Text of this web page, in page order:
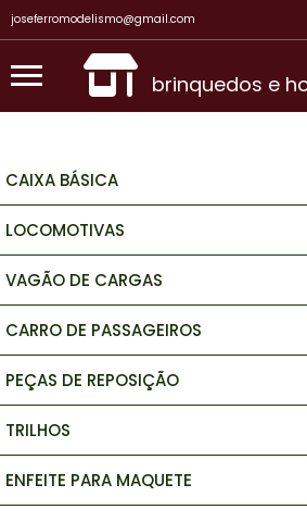
joseferromodelismo@gmail.com
brinquedos e
CAIXA BÁSICA
LOCOMOTIVAS
VAGÃO DE CARGAS
CARRO DE PASSAGEIROS
PEÇAS DE REPOSIÇÃO
TRILHOS
ENFEITE PARA MAQUETE